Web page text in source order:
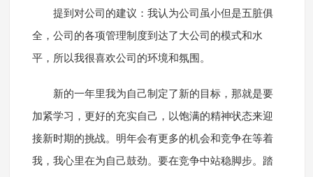
提到对公司的建议：我认为公司虽小但是五脏俱
全，公司的各项管理制度到达了大公司的模式和水
平，所以我很喜欢公司的环境和氛围。
新的一年里我为自己制定了新的目标，那就是要
加紧学习，更好的充实自己，以饱满的精神状态来迎
接新时期的挑战。明年会有更多的机会和竞争在等着
我，我心里在为自己鼓劲。要在竞争中站稳脚步。踏